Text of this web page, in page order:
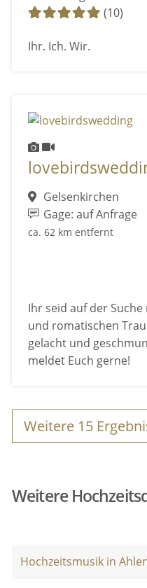
(10)
Ihr. Ich. Wir.
Gelsenkirchen
Gage: auf Anfrage
ca. 62 km entfernt
Ihr seid auf der
und romatischen
gelacht und
meldet Euch gerne!
Weitere 15
Weitere
Hochzeitsmusik in